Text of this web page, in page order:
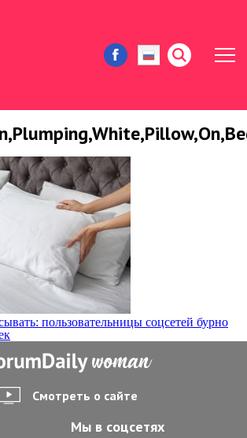
США
пользовательницы соцсетей бурно
Смотреть о сайте
Мы в соцсетях